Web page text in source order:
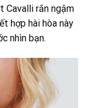
Cavalli rắn ngậm
hợp hài hòa này
nhìn bạn.